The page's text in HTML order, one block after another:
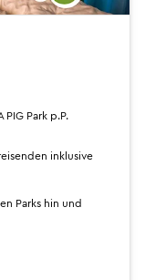
PIG Park p.P.
inklusive
Parks hin und